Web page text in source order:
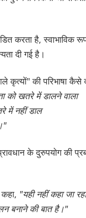
करता है, स्वाभाविक
दी गई है।
कृत्यों" की परिभाषा कैसे
को खतरे में डालने वाला
में नहीं डाल
के दुरुपयोग की
"यही नहीं कहा जा रहा
बनाने की बात है।"